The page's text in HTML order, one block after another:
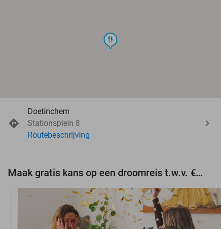
food
Doetinchem
Stationsplein 8
Routebeschrijving
Maak gratis kans op een droomreis t.w.v. €3.000!